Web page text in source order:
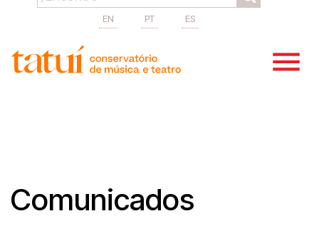
EN PT ES
Comunicados